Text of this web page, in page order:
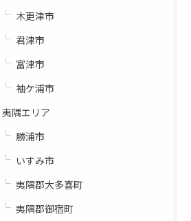
木更津市
君津市
富津市
袖ケ浦市
夷隅エリア
勝浦市
いすみ市
夷隅郡大多喜町
夷隅郡御宿町